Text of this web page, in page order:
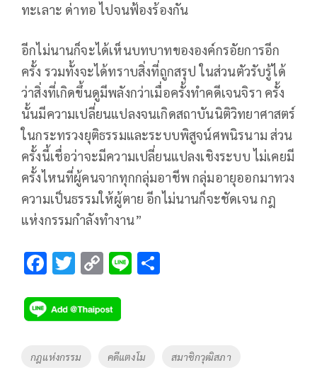
ทะเลาะ ด่าทอ ไปจนฟ้องร้องกัน
อีกไม่นานก็จะได้เห็นบทบาทขององค์กรอัยการอีก
ครั้ง รวมทั้งจะได้ทราบสิ่งที่ถูกสรุป ในส่วนตัวรับรู้ได้
ว่าสิ่งที่เกิดขึ้นดูมีพลังกว่าเมื่อครั้งทำคดีเจนจิรา ครั้ง
นั้นมีความเปลี่ยนแปลงจนเกิดสถาบันนิติวิทยาศาสตร์
ในกระทรวงยุติธรรมและระบบพิสูจน์ศพนิรนาม ส่วน
ครั้งนี้เชื่อว่าจะมีความเปลี่ยนแปลงเชิงระบบ ไม่เคยมี
ครั้งไหนที่ผู้คนจากทุกกลุ่มอาชีพ กลุ่มอายุออกมาทวง
ความเป็นธรรมให้ผู้ตาย อีกไม่นานก็จะชัดเจน กฎ
แห่งกรรมกำลังทำงาน”
F
e
b
o
T
tt
er
C
p
y
Li
Li
Tags
กฎแห่งกรรม คดีแตงโม สมาชิกวุฒิสภา